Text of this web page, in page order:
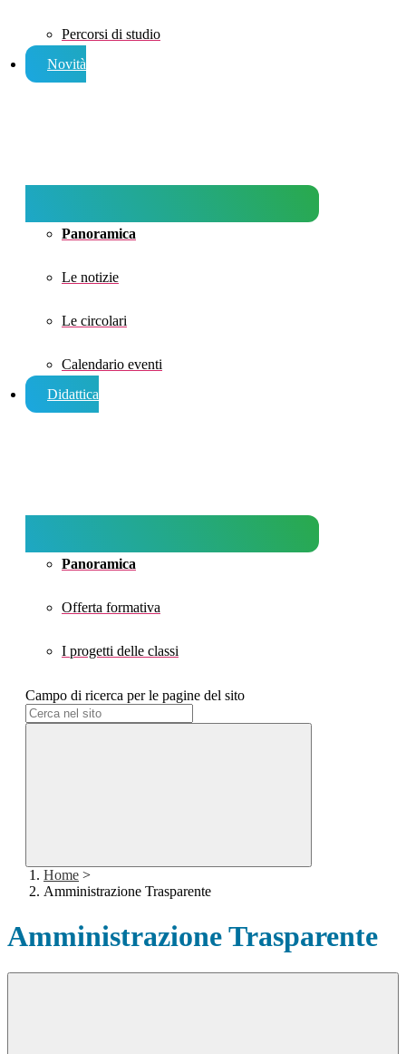
Percorsi di studio
Novità
Panoramica
Le notizie
Le circolari
Calendario eventi
Didattica
Panoramica
Offerta formativa
I progetti delle classi
Campo di ricerca per le pagine del sito
Home >
Amministrazione Trasparente
Amministrazione Trasparente